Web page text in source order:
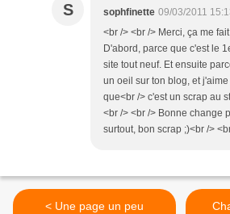
S sophfinette 09/03/2011
<br /> <br /> Merci, ça me
D'abord, parce que c'est le
site tout neuf. Et ensuite
un oeil sur ton blog, et
que<br /> c'est un scrap au
<br /> <br /> Bonne change
surtout, bon scrap ;)<br />
< Une page un peu